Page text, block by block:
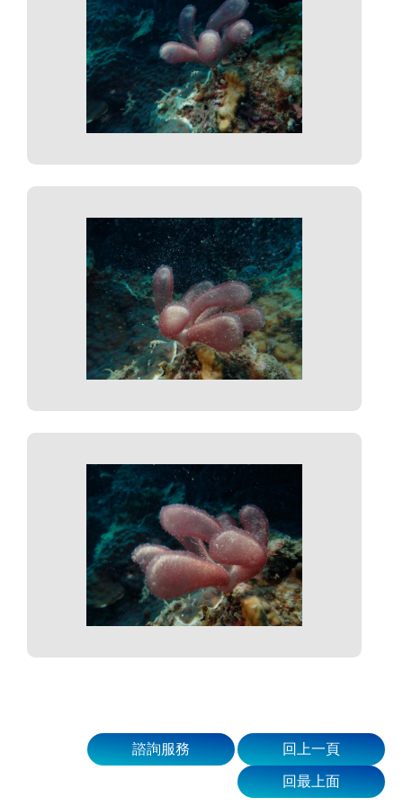
諮詢服務 回上一頁
回最上面